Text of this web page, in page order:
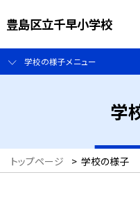
豊島区立千早小学校
学校の様子メニュー
学
トップページ > 学校の様子